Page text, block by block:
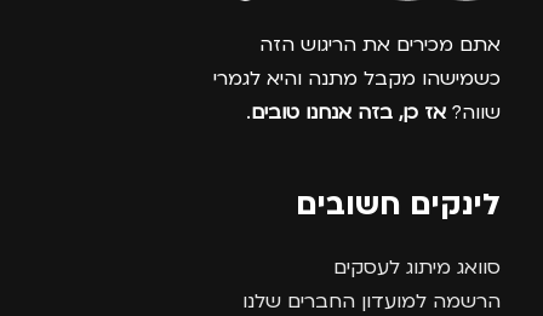
אתם מכירים את הריגוש הזה
כשמישהו מקבל מתנה והיא לגמרי
שווה? אז כן, בזה אנחנו טובים.
לינקים חשובים
סוואג מיתוג לעסקים
הרשמה למועדון החברים שלנו